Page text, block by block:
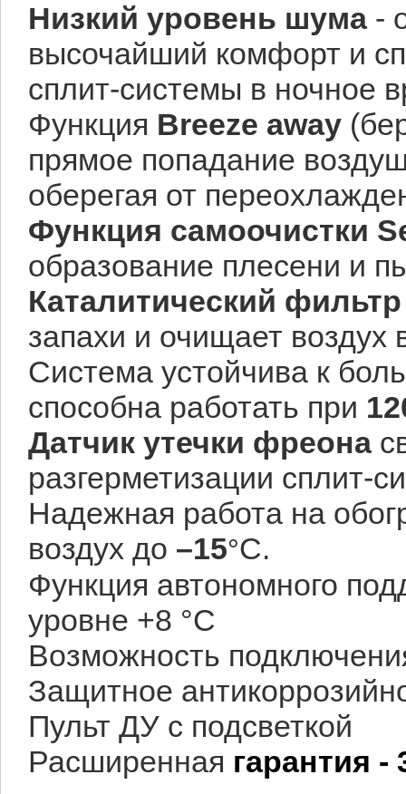
Низкий уровень шума -
высочайший комфорт и
сплит-системы в ночное
Функция Breeze away
прямое попадание
оберегая от
Функция самоочистки
образование плесени и
Каталитический
запахи и очищает
Система устойчива к
способна работать при
Датчик утечки фреона
разгерметизации сплит-
Надежная работа на
воздух до –15°С.
Функция автономного
уровне +8 °C
Возможность
Защитное
Пульт ДУ с подсветкой
Расширенная гарантия -